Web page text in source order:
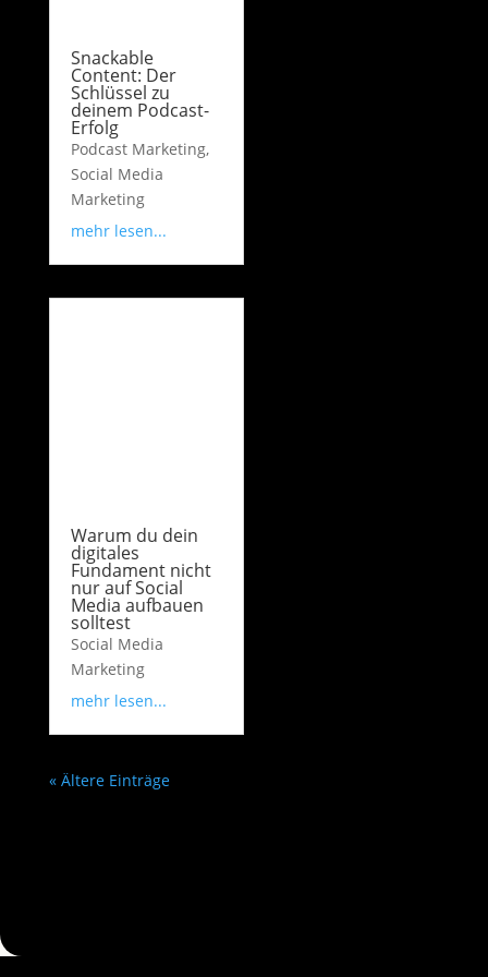
Snackable
Content: Der
Schlüssel zu
deinem Podcast-
Erfolg
Podcast Marketing,
Social Media
Marketing
mehr lesen...
Warum du dein
digitales
Fundament nicht
nur auf Social
Media aufbauen
solltest
Social Media
Marketing
mehr lesen...
« Ältere Einträge